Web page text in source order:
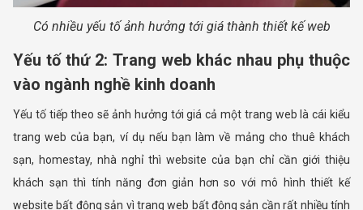
Có nhiều yếu tố ảnh hưởng tới giá thành thiết kế web
Yếu tố thứ 2: Trang web khác nhau phụ thuộc
vào ngành nghề kinh doanh
Yếu tố tiếp theo sẽ ảnh hưởng tới giá cả một trang web là cái kiểu
trang web của bạn, ví dụ nếu bạn làm về mảng cho thuê khách
sạn, homestay, nhà nghỉ thì website của bạn chỉ cần giới thiệu
khách sạn thì tính năng đơn giản hơn so với mô hình thiết kế
website bất động sản vì trang web bất động sản cần rất nhiều tính